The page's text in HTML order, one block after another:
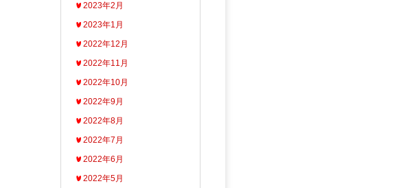
2023年2月
2023年1月
2022年12月
2022年11月
2022年10月
2022年9月
2022年8月
2022年7月
2022年6月
2022年5月